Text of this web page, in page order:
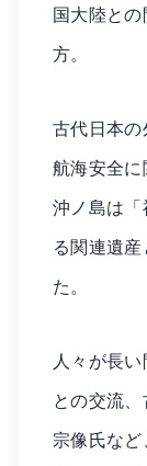
国大陸と
方。
古代日本の
航海安全
沖ノ島は
る関連遺
た。
人々が長
との交流
宗像氏な